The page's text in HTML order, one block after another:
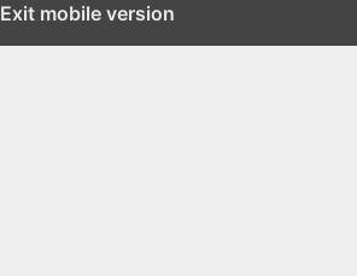
Exit mobile version